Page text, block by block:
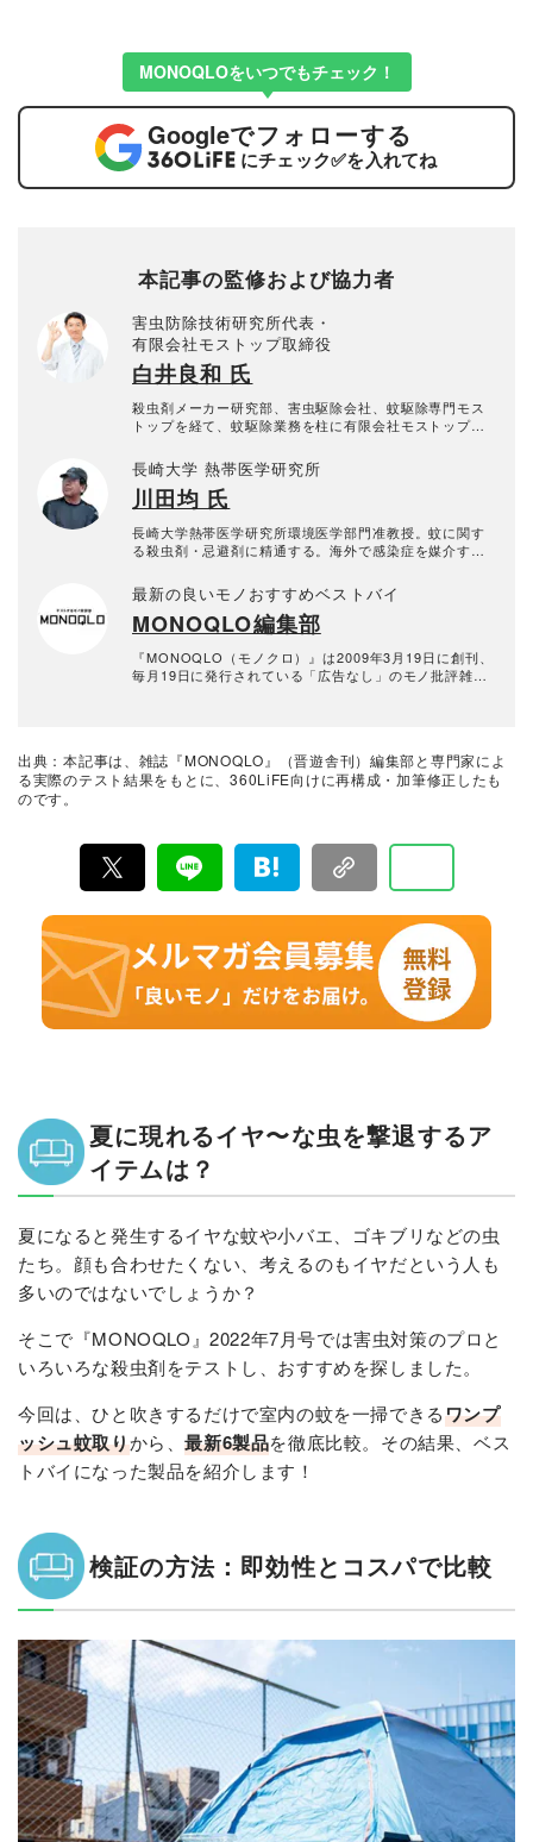
MONOQLOをいつでもチェック！
Googleでフォローする
にチェック✅を入れてね
本記事の監修および協力者
害虫防除技術研究所代表・
有限会社モストップ取締役
白井良和 氏
殺虫剤メーカー研究部、害虫駆除会社、蚊駆除専門モス
トップを経て、蚊駆除業務を柱に有限会社モストップを
主な業務とし、書籍の出版なども行っている。
長崎大学 熱帯医学研究所
川田均 氏
長崎大学熱帯医学研究所環境医学部門准教授。蚊に関す
る殺虫剤・忌避剤に精通する。海外で感染症を媒介する
最新の良いモノおすすめベストバイ
MONOQLO編集部
『MONOQLO（モノクロ）』は2009年3月19日に創刊、
毎月19日に発行されている「広告なし」のモノ批評雑誌
に良いモノ」だけを厳選して紹介。編集長・山田和樹を
中心に、11名以上の編集体制で日々の検証・記事制作を
出典：本記事は、雑誌『MONOQLO』（晋遊舎刊）編集部と専門家によ
る実際のテスト結果をもとに、360LiFE向けに再構成・加筆修正したも
のです。
夏に現れるイヤ〜な虫を撃退するア
イテムは？
夏になると発生するイヤな蚊や小バエ、ゴキブリなどの虫
たち。顔も合わせたくない、考えるのもイヤだという人も
多いのではないでしょうか？
そこで『MONOQLO』2022年7月号では害虫対策のプロと
いろいろな殺虫剤をテストし、おすすめを探しました。
今回は、ひと吹きするだけで室内の蚊を一掃できるワンプ
ッシュ蚊取りから、最新6製品を徹底比較。その結果、ベス
トバイになった製品を紹介します！
検証の方法：即効性とコスパで比較